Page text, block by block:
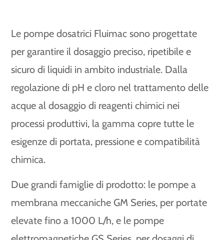
Le pompe dosatrici Fluimac sono progettate
per garantire il dosaggio preciso, ripetibile e
sicuro di liquidi in ambito industriale. Dalla
regolazione di pH e cloro nel trattamento delle
acque al dosaggio di reagenti chimici nei
processi produttivi, la gamma copre tutte le
esigenze di portata, pressione e compatibilità
chimica.
Due grandi famiglie di prodotto: le pompe a
membrana meccaniche GM Series, per portate
elevate fino a 1000 L/h, e le pompe